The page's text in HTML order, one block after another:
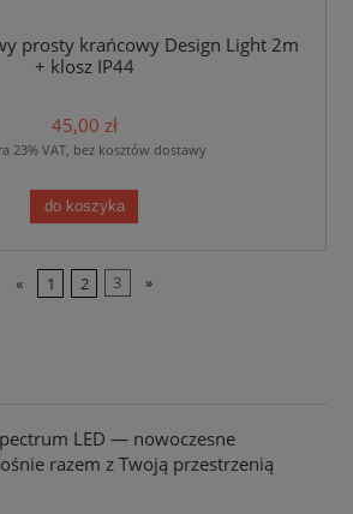
prosty krańcowy Design Light 2m
+ klosz IP44
45,00 zł
23% VAT, bez kosztów dostawy
do koszyka
« 1 2 3 »
LED — nowoczesne
razem z Twoją przestrzenią